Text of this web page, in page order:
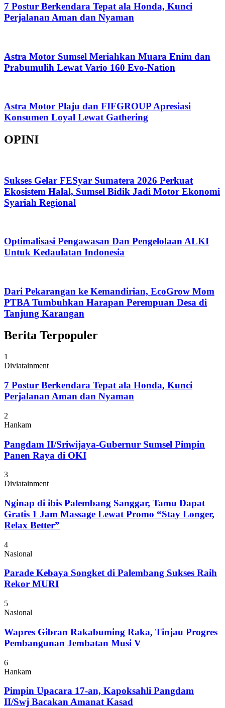
7 Postur Berkendara Tepat ala Honda, Kunci
Perjalanan Aman dan Nyaman
Astra Motor Sumsel Meriahkan Muara Enim dan
Prabumulih Lewat Vario 160 Evo-Nation
Astra Motor Plaju dan FIFGROUP Apresiasi
Konsumen Loyal Lewat Gathering
OPINI
Sukses Gelar FESyar Sumatera 2026 Perkuat
Ekosistem Halal, Sumsel Bidik Jadi Motor Ekonomi
Syariah Regional
Optimalisasi Pengawasan Dan Pengelolaan ALKI
Untuk Kedaulatan Indonesia
Dari Pekarangan ke Kemandirian, EcoGrow Mom
PTBA Tumbuhkan Harapan Perempuan Desa di
Tanjung Karangan
Berita Terpopuler
1
Diviatainment
7 Postur Berkendara Tepat ala Honda, Kunci
Perjalanan Aman dan Nyaman
2
Hankam
Pangdam II/Sriwijaya-Gubernur Sumsel Pimpin
Panen Raya di OKI
3
Diviatainment
Nginap di ibis Palembang Sanggar, Tamu Dapat
Gratis 1 Jam Massage Lewat Promo “Stay Longer,
Relax Better”
4
Nasional
Parade Kebaya Songket di Palembang Sukses Raih
Rekor MURI
5
Nasional
Wapres Gibran Rakabuming Raka, Tinjau Progres
Pembangunan Jembatan Musi V
6
Hankam
Pimpin Upacara 17-an, Kapoksahli Pangdam
II/Swj Bacakan Amanat Kasad